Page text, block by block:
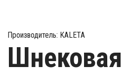
Производитель: KALETA
Шнековая